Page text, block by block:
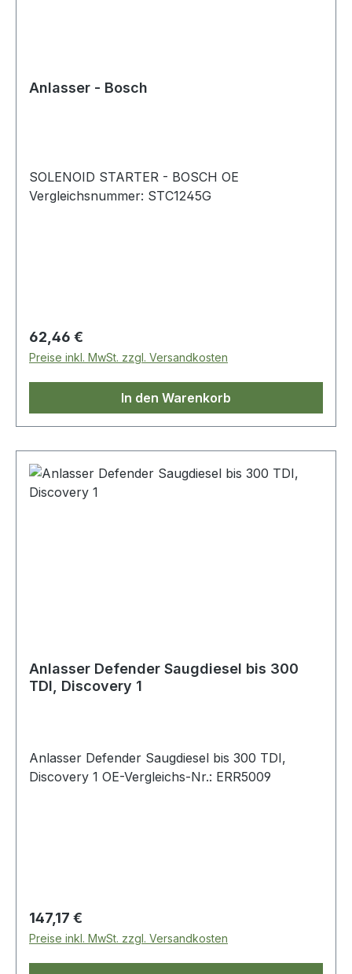
Anlasser - Bosch
SOLENOID STARTER - BOSCH OE
Vergleichsnummer: STC1245G
Regulärer Preis:
62,46 €
Preise inkl. MwSt. zzgl. Versandkosten
In den Warenkorb
Anlasser Defender Saugdiesel bis 300
TDI, Discovery 1
Anlasser Defender Saugdiesel bis 300 TDI,
Discovery 1 OE-Vergleichs-Nr.: ERR5009
Regulärer Preis:
147,17 €
Preise inkl. MwSt. zzgl. Versandkosten